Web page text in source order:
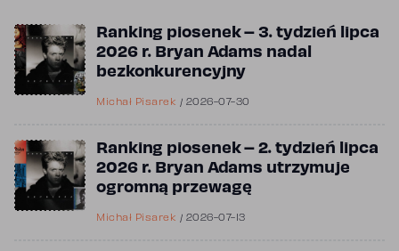
Ranking piosenek – 3. tydzień lipca
2026 r. Bryan Adams nadal
bezkonkurencyjny
Michał Pisarek / 2026-07-30
Ranking piosenek – 2. tydzień lipca
2026 r. Bryan Adams utrzymuje
ogromną przewagę
Michał Pisarek / 2026-07-13